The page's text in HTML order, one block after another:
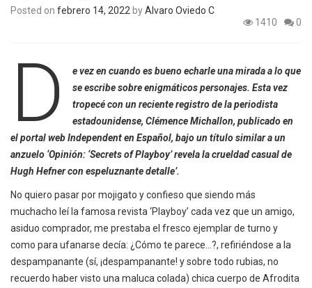
Posted on febrero 14, 2022 byÁlvaro Oviedo C
1410
0
D
e vez en cuando es bueno echarle una mirada a lo que
se escribe sobre enigmáticos personajes. Esta vez
tropecé con un reciente registro de la periodista
estadounidense, Clémence Michallon, publicado en
el portal web Independent en Español, bajo un título similar a un
anzuelo ‘Opinión: ‘Secrets of Playboy’ revela la crueldad casual de
Hugh Hefner con espeluznante detalle’.
No quiero pasar por mojigato y confieso que siendo más
muchacho leí la famosa revista ‘Playboy’ cada vez que un amigo,
asiduo comprador, me prestaba el fresco ejemplar de turno y
como para ufanarse decía: ¿Cómo te parece…?, refiriéndose a la
despampanante (sí, ¡despampanante! y sobre todo rubias, no
recuerdo haber visto una maluca colada) chica cuerpo de Afrodita